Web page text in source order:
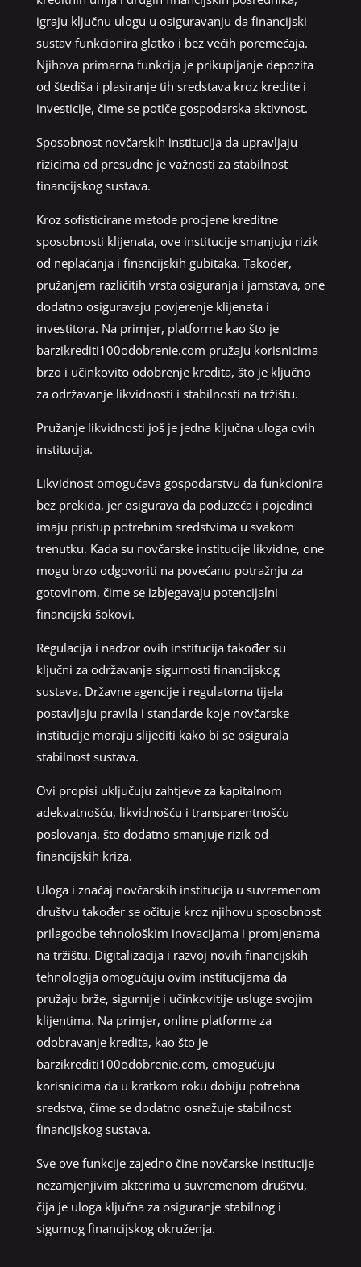
igraju ključnu ulogu u osiguravanju da financijski
sustav funkcionira glatko i bez većih poremećaja.
Njihova primarna funkcija je prikupljanje depozita
od štediša i plasiranje tih sredstava kroz kredite i
investicije, čime se potiče gospodarska aktivnost.
Sposobnost novčarskih institucija da upravljaju
rizicima od presudne je važnosti za stabilnost
financijskog sustava.
Kroz sofisticirane metode procjene kreditne
sposobnosti klijenata, ove institucije smanjuju rizik
od neplaćanja i financijskih gubitaka. Također,
pružanjem različitih vrsta osiguranja i jamstava, one
dodatno osiguravaju povjerenje klijenata i
investitora. Na primjer, platforme kao što je
barzikrediti100odobrenie.com pružaju korisnicima
brzo i učinkovito odobrenje kredita, što je ključno
za održavanje likvidnosti i stabilnosti na tržištu.
Pružanje likvidnosti još je jedna ključna uloga ovih
institucija.
Likvidnost omogućava gospodarstvu da funkcionira
bez prekida, jer osigurava da poduzeća i pojedinci
imaju pristup potrebnim sredstvima u svakom
trenutku. Kada su novčarske institucije likvidne, one
mogu brzo odgovoriti na povećanu potražnju za
gotovinom, čime se izbjegavaju potencijalni
financijski šokovi.
Regulacija i nadzor ovih institucija također su
ključni za održavanje sigurnosti financijskog
sustava. Državne agencije i regulatorna tijela
postavljaju pravila i standarde koje novčarske
institucije moraju slijediti kako bi se osigurala
stabilnost sustava.
Ovi propisi uključuju zahtjeve za kapitalnom
adekvatnošću, likvidnošću i transparentnošću
poslovanja, što dodatno smanjuje rizik od
financijskih kriza.
Uloga i značaj novčarskih institucija u suvremenom
društvu također se očituje kroz njihovu sposobnost
prilagodbe tehnološkim inovacijama i promjenama
na tržištu. Digitalizacija i razvoj novih financijskih
tehnologija omogućuju ovim institucijama da
pružaju brže, sigurnije i učinkovitije usluge svojim
klijentima. Na primjer, online platforme za
odobravanje kredita, kao što je
barzikrediti100odobrenie.com, omogućuju
korisnicima da u kratkom roku dobiju potrebna
sredstva, čime se dodatno osnažuje stabilnost
financijskog sustava.
Sve ove funkcije zajedno čine novčarske institucije
nezamjenjivim akterima u suvremenom društvu,
čija je uloga ključna za osiguranje stabilnog i
sigurnog financijskog okruženja.